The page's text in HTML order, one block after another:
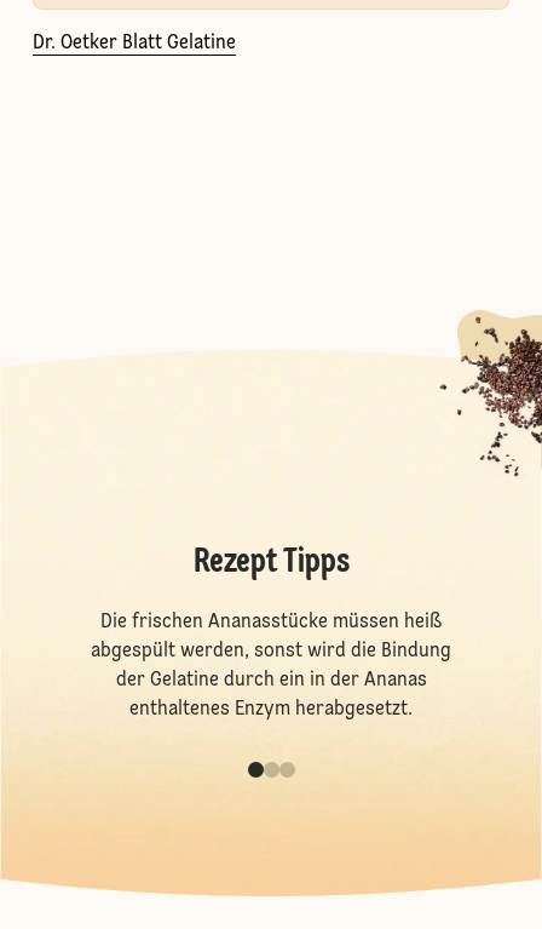
Dr. Oetker Blatt Gelatine
Rezept Tipps
Die frischen Ananasstücke müssen heiß
abgespült werden, sonst wird die Bindung
der Gelatine durch ein in der Ananas
enthaltenes Enzym herabgesetzt.